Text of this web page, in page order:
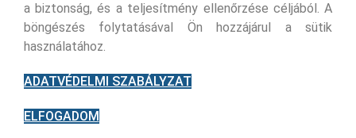
a biztonság, és a teljesítmény ellenőrzése céljából. A
böngészés folytatásával Ön hozzájárul a sütik
használatához.
ADATVÉDELMI SZABÁLYZAT
ELFOGADOM